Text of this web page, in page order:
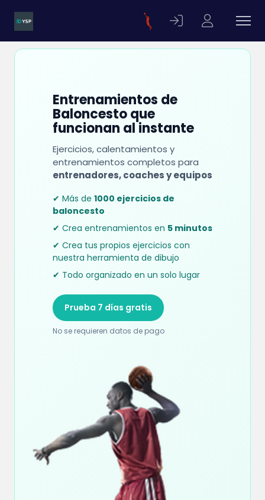
Entrenamientos de
Baloncesto que
funcionan al instante
Ejercicios, calentamientos y
entrenamientos completos para
entrenadores, coaches y equipos
✔ Más de 1000 ejercicios de
baloncesto
✔ Crea entrenamientos en 5 minutos
✔ Crea tus propios ejercicios con
nuestra herramienta de dibujo
✔ Todo organizado en un solo lugar
Prueba 7 días gratis
No se requieren datos de pago